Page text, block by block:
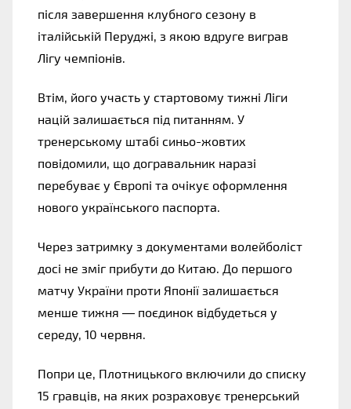
після завершення клубного сезону в
італійській Перуджі, з якою вдруге виграв
Лігу чемпіонів.
Втім, його участь у стартовому тижні Ліги
націй залишається під питанням. У
тренерському штабі синьо-жовтих
повідомили, що догравальник наразі
перебуває у Європі та очікує оформлення
нового українського паспорта.
Через затримку з документами волейболіст
досі не зміг прибути до Китаю. До першого
матчу України проти Японії залишається
менше тижня — поєдинок відбудеться у
середу, 10 червня.
Попри це, Плотницького включили до списку
15 гравців, на яких розраховує тренерський